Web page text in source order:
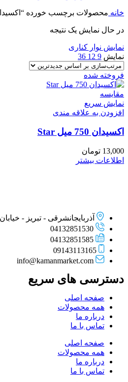
خانه محصولات برچسب خورده
در حال نمایش یک نتیجه
نمایش نوار کناری
نمایش 9
12
36
فروخته شده
مقايسه
نمایش سریع
افزودن به علاقه مندی
اکسیدان 750 میل Star
13,000 تومان
اطلاعات بیشتر
آذربایجانشرقی - تبریز -
04132851530
04132851585
09143113165
info@kamanmarket.com
دسترسی های سریع
صفحه اصلی
همه محصولات
درباره ما
تماس با ما
صفحه اصلی
همه محصولات
درباره ما
تماس با ما